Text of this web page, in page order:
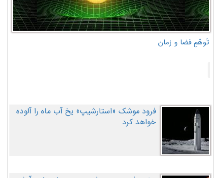
تَوهّمِ فضا و زمان
فرود موشک «استارشیپ» یخ آب ماه را آلوده
خواهد کرد